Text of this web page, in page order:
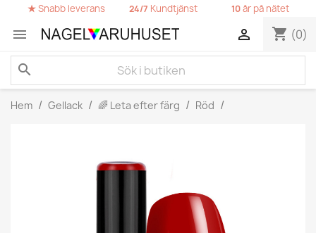
★Snabb leverans 24/7 Kundtjänst 10år på nätet
 shopping_cart (0)

search
Hem Gellack 🌈 Leta efter färg Röd